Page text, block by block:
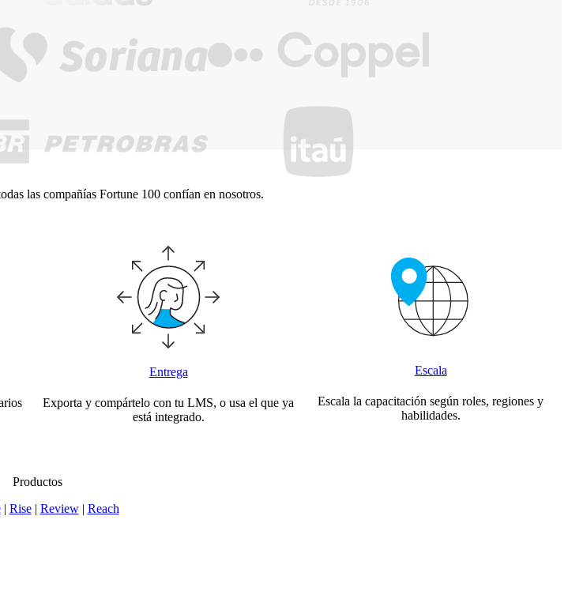
las compañías Fortune 100 confían en nosotros.
Entrega
Exporta y compártelo con tu LMS, o usa el que ya
está integrado.
Escala
Escala la capacitación según roles, regiones y
habilidades.
Productos
| Rise| Review| Reach